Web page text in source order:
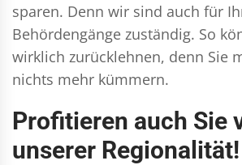
sparen. Denn wir sind auch für
Behördengänge zuständig. So
wirklich zurücklehnen, denn Sie
nichts mehr kümmern.
Profitieren auch Sie
unserer Regionalität!